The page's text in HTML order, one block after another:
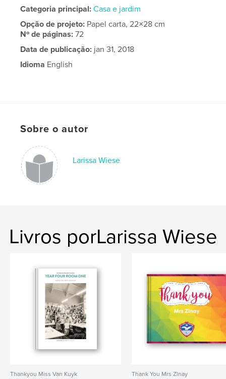
Categoria principal: Casa e jardim
Opção de projeto: Papel carta, 22×28 cm
Nº de páginas:72
Data de publicação: jan 31, 2018
Idioma English
Sobre o autor
Larissa Wiese
Livros porLarissa Wiese
Thankyou Miss Van Kuyk
Thank You Mrs Zlnay